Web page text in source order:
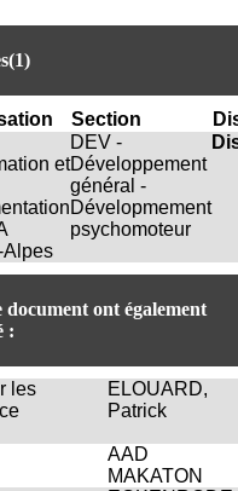
Section
et
Alpes
DEV -
Développement
général -
Dévelopmement
psychomoteur
ont également
:
les
ELOUARD,
Patrick
AAD
MAKATON